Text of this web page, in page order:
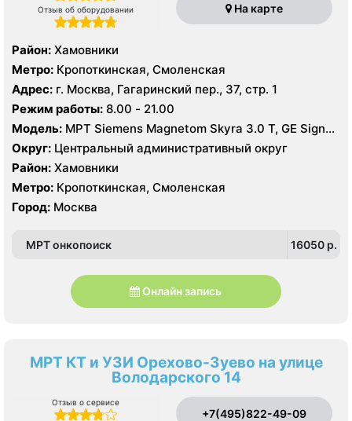
Отзыв об оборудовании На карте
Район: Хамовники
Метро: Кропоткинская, Смоленская
Адрес: г. Москва, Гагаринский пер., 37, стр. 1
Режим работы: 8.00 - 21.00
Модель: МРТ Siemens Magnetom Skyra 3.0 Т, GE Signa
HDx 1.5 T, КТ Siemens Somatom Difinition Flash 256
срезов, Phillips Brilliance 64 среза, УЗИ Philips HD15
Округ: Центральный административный округ
Район: Хамовники
Метро: Кропоткинская, Смоленская
Город: Москва
МРТ онкопоиск 16050 p.
Онлайн запись
МРТ КТ и УЗИ Орехово-Зуево на улице
Володарского 14
Отзыв о сервисе
+7(495)822-49-09